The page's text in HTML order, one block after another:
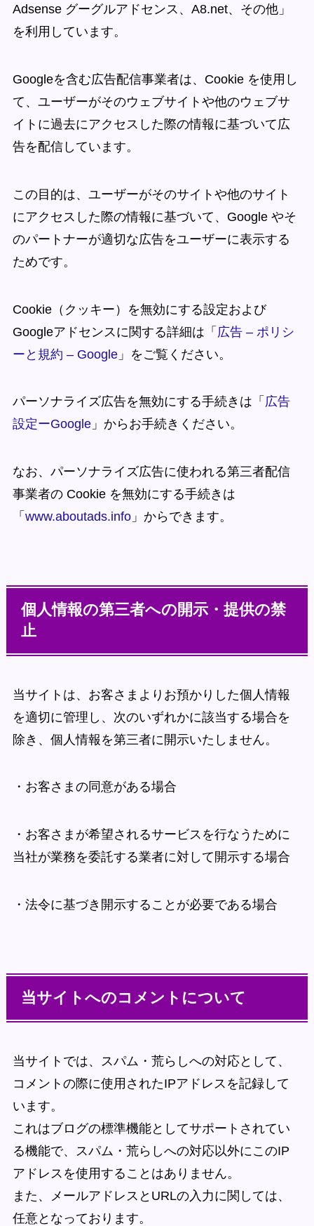
Adsense グーグルアドセンス、A8.net、その他」
を利用しています。
Googleを含む広告配信事業者は、Cookie を使用し
て、ユーザーがそのウェブサイトや他のウェブサ
イトに過去にアクセスした際の情報に基づいて広
告を配信しています。
この目的は、ユーザーがそのサイトや他のサイト
にアクセスした際の情報に基づいて、Google やそ
のパートナーが適切な広告をユーザーに表示する
ためです。
Cookie（クッキー）を無効にする設定および
Googleアドセンスに関する詳細は「 広告 – ポリシ
ーと規約 – Google」をご覧ください。
パーソナライズ広告を無効にする手続きは「 広告
設定ーGoogle」からお手続きください。
なお、パーソナライズ広告に使われる第三者配信
事業者の Cookie を無効にする手続きは
「 www.aboutads.info」からできます。
個人情報の第三者への開示・提供の禁
止
当サイトは、お客さまよりお預かりした個人情報
を適切に管理し、次のいずれかに該当する場合を
除き、個人情報を第三者に開示いたしません。
・お客さまの同意がある場合
・お客さまが希望されるサービスを行なうために
当社が業務を委託する業者に対して開示する場合
・法令に基づき開示することが必要である場合
当サイトへのコメントについて
当サイトでは、スパム・荒らしへの対応として、
コメントの際に使用されたIPアドレスを記録して
います。
これはブログの標準機能としてサポートされてい
る機能で、スパム・荒らしへの対応以外にこのIP
アドレスを使用することはありません。
また、メールアドレスとURLの入力に関しては、
任意となっております。